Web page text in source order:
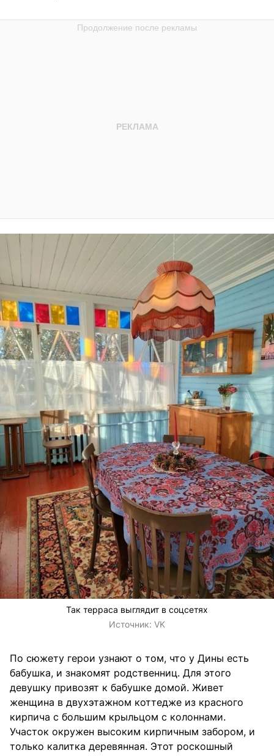
Так терраса выглядит в соцсетях
Источник: VK
По сюжету герои узнают о том, что у Дины есть
бабушка, и знакомят родственниц. Для этого
девушку привозят к бабушке домой. Живет
женщина в двухэтажном коттедже из красного
кирпича с большим крыльцом с колоннами.
Участок окружен высоким кирпичным забором, и
только калитка деревянная. Этот роскошный